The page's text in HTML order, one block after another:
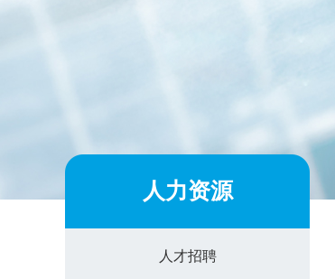
人力资源
人才招聘